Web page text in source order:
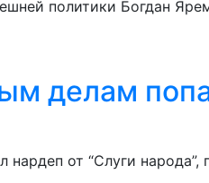
политики Богдан
делам
от “Слуги